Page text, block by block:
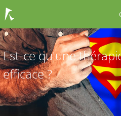
Est-ce qu'une
efficace ?